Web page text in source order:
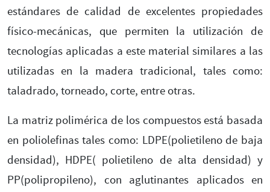
estándares de calidad de excelentes propiedades
físico-mecánicas, que permiten la utilización de
tecnologías aplicadas a este material similares a las
utilizadas en la madera tradicional, tales como:
taladrado, torneado, corte, entre otras.
La matriz polimérica de los compuestos está basada
en poliolefinas tales como: LDPE(polietileno de baja
densidad), HDPE( polietileno de alta densidad) y
PP(polipropileno), con aglutinantes aplicados en